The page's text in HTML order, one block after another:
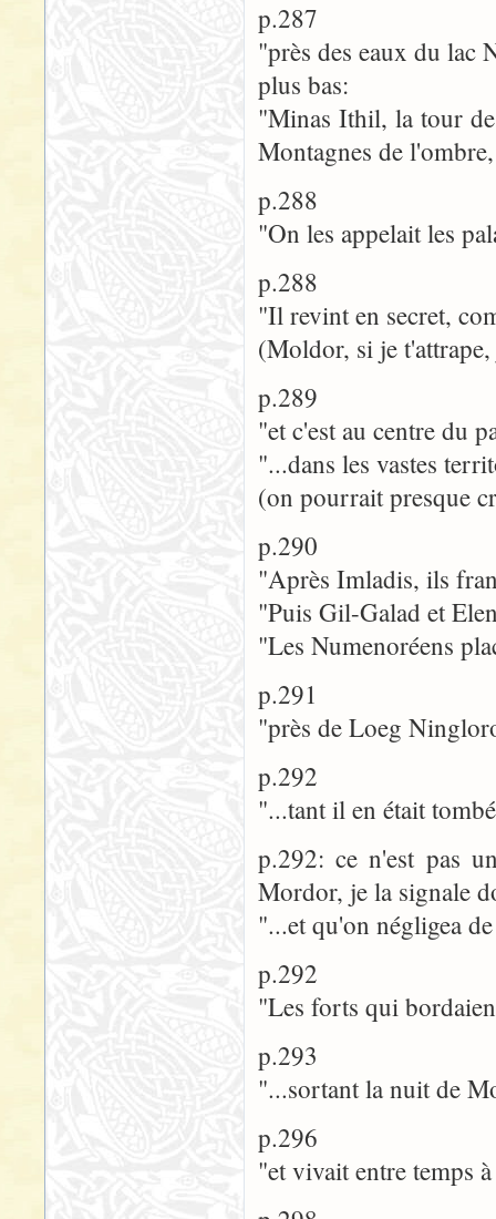
p.287
"près des eaux du lac
plus bas:
"Minas Ithil, la tour
Montagnes de
p.288
"On les appelait les
p.288
"Il revint en secret,
(Moldor, si je
p.289
"et c'est au centre du
"...dans les vastes
(on pourrait presque
p.290
"Après Imladis, ils
"Puis Gil-Galad et
"Les Numenoréens
p.291
"près de Loeg
p.292
"...tant il en était
p.292: ce n'est pas
Mordor, je la signale
"...et qu'on négligea
p.292
"Les forts qui
p.293
"...sortant la nuit de
p.296
"et vivait entre temps